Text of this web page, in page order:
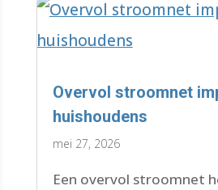
Overvol stroomnet
huishoudens
mei 27, 2026
Een overvol stroomnet